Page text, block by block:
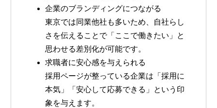
企業のブランディングにつながる
東京では同業他社も多いため、自社らし
さを伝えることで「ここで働きたい」と
思わせる差別化が可能です。
求職者に安心感を与えられる
採用ページが整っている企業は「採用に
本気」「安心して応募できる」という印
象を与えます。